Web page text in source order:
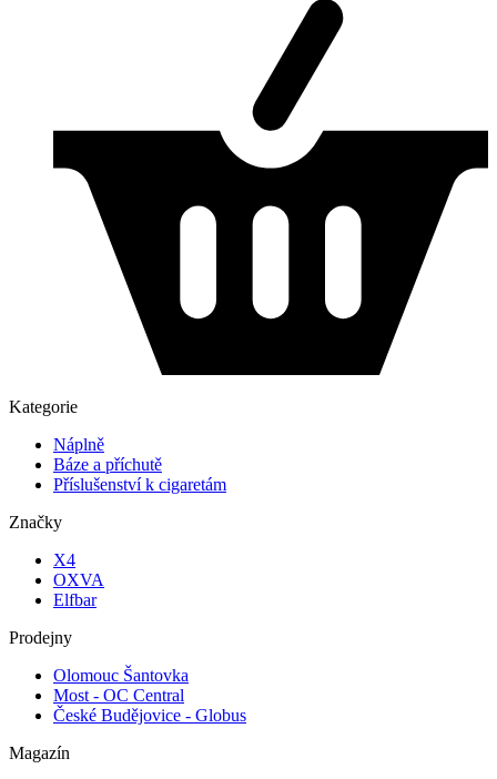
Kategorie
Náplně
Báze a příchutě
Příslušenství k cigaretám
Značky
X4
OXVA
Elfbar
Prodejny
Olomouc Šantovka
Most - OC Central
České Budějovice - Globus
Magazín